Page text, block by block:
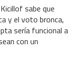
sabe que
y el voto bronca,
sería funcional a
con un